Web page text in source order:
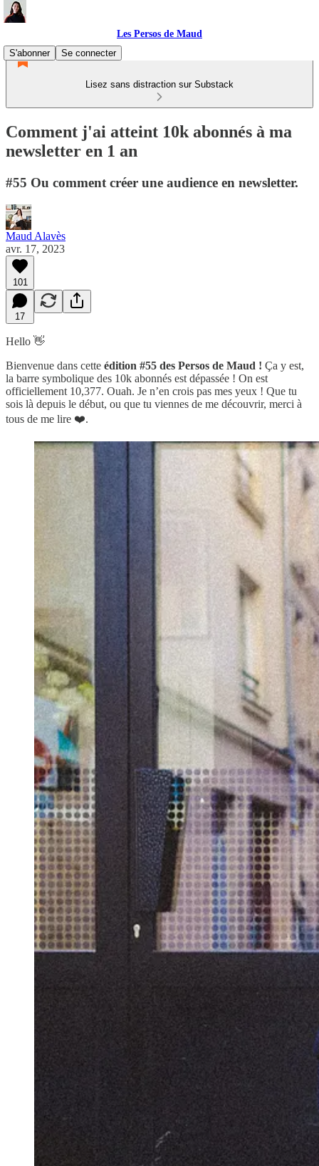
Les Persos de Maud
S'abonner
Se connecter
Lisez sans distraction sur Substack
Comment j'ai atteint 10k abonnés à ma
newsletter en 1 an
#55 Ou comment créer une audience en newsletter.
Maud Alavès
avr. 17, 2023
101
17
Hello 👋
Bienvenue dans cette édition #55 des Persos de Maud ! Ça y est,
la barre symbolique des 10k abonnés est dépassée ! On est
officiellement 10,377. Ouah. Je n’en crois pas mes yeux ! Que tu
sois là depuis le début, ou que tu viennes de me découvrir, merci à
tous de me lire ❤️.